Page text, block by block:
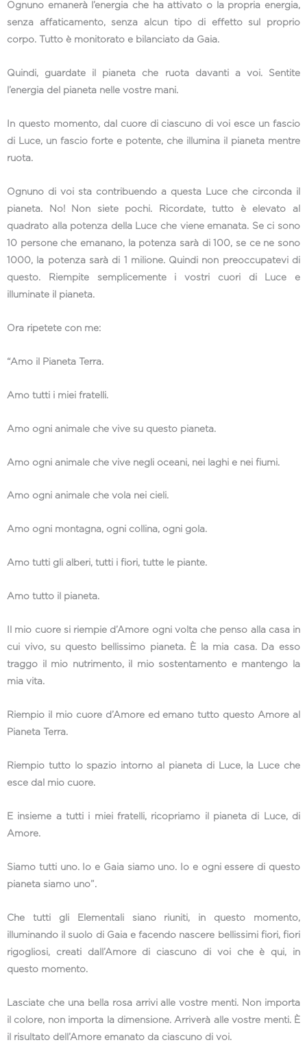
Ognuno emanerà l’energia che ha attivato o la propria energia,
senza affaticamento, senza alcun tipo di effetto sul proprio
corpo. Tutto è monitorato e bilanciato da Gaia.
Quindi, guardate il pianeta che ruota davanti a voi. Sentite
l’energia del pianeta nelle vostre mani.
In questo momento, dal cuore di ciascuno di voi esce un fascio
di Luce, un fascio forte e potente, che illumina il pianeta mentre
ruota.
Ognuno di voi sta contribuendo a questa Luce che circonda il
pianeta. No! Non siete pochi. Ricordate, tutto è elevato al
quadrato alla potenza della Luce che viene emanata. Se ci sono
10 persone che emanano, la potenza sarà di 100, se ce ne sono
1000, la potenza sarà di 1 milione. Quindi non preoccupatevi di
questo. Riempite semplicemente i vostri cuori di Luce e
illuminate il pianeta.
Ora ripetete con me:
“Amo il Pianeta Terra.
Amo tutti i miei fratelli.
Amo ogni animale che vive su questo pianeta.
Amo ogni animale che vive negli oceani, nei laghi e nei fiumi.
Amo ogni animale che vola nei cieli.
Amo ogni montagna, ogni collina, ogni gola.
Amo tutti gli alberi, tutti i fiori, tutte le piante.
Amo tutto il pianeta.
Il mio cuore si riempie d’Amore ogni volta che penso alla casa in
cui vivo, su questo bellissimo pianeta. È la mia casa. Da esso
traggo il mio nutrimento, il mio sostentamento e mantengo la
mia vita.
Riempio il mio cuore d’Amore ed emano tutto questo Amore al
Pianeta Terra.
Riempio tutto lo spazio intorno al pianeta di Luce, la Luce che
esce dal mio cuore.
E insieme a tutti i miei fratelli, ricopriamo il pianeta di Luce, di
Amore.
Siamo tutti uno. Io e Gaia siamo uno. Io e ogni essere di questo
pianeta siamo uno”.
Che tutti gli Elementali siano riuniti, in questo momento,
illuminando il suolo di Gaia e facendo nascere bellissimi fiori, fiori
rigogliosi, creati dall’Amore di ciascuno di voi che è qui, in
questo momento.
Lasciate che una bella rosa arrivi alle vostre menti. Non importa
il colore, non importa la dimensione. Arriverà alle vostre menti. È
il risultato dell’Amore emanato da ciascuno di voi.